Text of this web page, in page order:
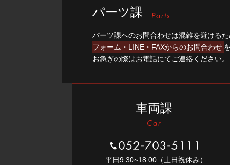
パーツ課
パーツ課へのお問合わせは混雑を避ける
フォーム・LINE・FAXからのお問合わせ
お急ぎの際はお電話にてご連絡ください。
車両課
052-703-5111
平⽇9:30~18:00（⼟⽇祝休み）